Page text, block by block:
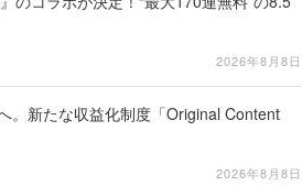
2026年8月8日
。新たな収益化制度「Original Content
2026年8月8日